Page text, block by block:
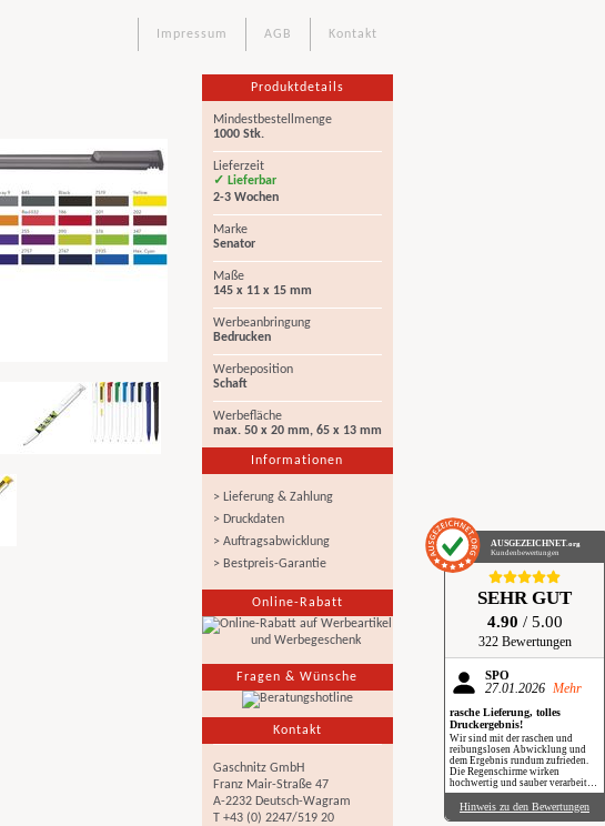
AUSGEZEICHNET.org
Kundenbewertungen
SEHR GUT
4.90 / 5.00
322 Bewertungen
SPÖ
27.01.2026 Mehr
rasche Lieferung, tolles
Druckergebnis!
Wir sind mit der raschen und
reibungslosen Abwicklung und
dem Ergebnis rundum zufrieden.
Die Regenschirme wirken
hochwertig und sauber verarbeitet.
Besonders positiv: Der Druck ist
gestochen scharf, farbintensiv und
auch bei genauerem Hinsehen sehr
Hinweis zu den Bewertungen
Kontakt
AGB
Impressum
Produktdetails
Mindestbestellmenge
1000 Stk.
Lieferzeit
✓ Lieferbar
2-3 Wochen
Marke
Senator
Maße
145 x 11 x 15 mm
Werbeanbringung
Bedrucken
Werbeposition
Schaft
Werbefläche
max. 50 x 20 mm, 65 x 13 mm
Informationen
> Lieferung & Zahlung
> Druckdaten
> Auftragsabwicklung
> Bestpreis-Garantie
Online-Rabatt
Fragen & Wünsche
Kontakt
Gaschnitz GmbH
Franz Mair-Straße 47
A-2232 Deutsch-Wagram
T +43 (0) 2247/519 20